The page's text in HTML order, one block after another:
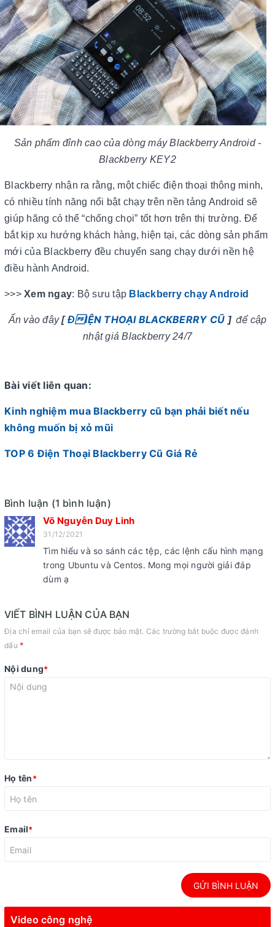
Sản phẩm đỉnh cao của dòng máy Blackberry Android -
Blackberry KEY2
Blackberry nhận ra rằng, một chiếc điện thoại thông minh,
có nhiều tính năng nổi bật chạy trên nền tảng Android sẽ
giúp hãng có thể “chống chọi” tốt hơn trên thị trường. Để
bắt kịp xu hướng khách hàng, hiện tại, các dòng sản phẩm
mới của Blackberry đều chuyển sang chạy dưới nền hệ
điều hành Android.
>>>Xem ngay: Bộ sưu tập Blackberry chạy Android
Ấn vào đây[ Đ IỆN THOẠI BLACKBERRY CŨ ] đểcập
nhật giá Blackberry 24/7
Bài viết liên quan:
Kinh nghiệm mua Blackberry cũ bạn phải biết nếu
không muốn bị xỏ mũi
TOP 6 Điện Thoại Blackberry Cũ Giá Rẻ
Bình luận (1 bình luận)
Võ Nguyễn Duy Linh
31/12/2021
Tìm hiểu và so sánh các tệp, các lệnh cấu hình mạng
trong Ubuntu và Centos. Mong mọi người giải đáp
dùm ạ
VIẾT BÌNH LUẬN CỦA BẠN
Địa chỉ email của bạn sẽ được bảo mật. Các trường bắt buộc được đánh
dấu *
Nội dung*
Họ tên*
Email*
GỬI BÌNH LUẬN
Video công nghệ